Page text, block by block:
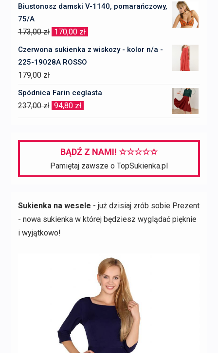
Biustonosz damski V-1140, pomarańczowy,
75/A
173,00zł Pierwotna
cena
wynosiła:
170,00 zł
cena
Czerwona sukienka z wiskozy - kolor n/a -
225-19028A ROSSO
179,00 zł
Spódnica Farin ceglasta
237,00zł Pierwotna
237,00 zł.
94,80 zł
BĄDŹ Z NAMI! ☆☆☆☆☆
Pamiętaj zawsze o TopSukienka.pl
Sukienka na wesele - już dzisiaj zrób sobie Prezent
- nowa sukienka w której będziesz wyglądać pięknie
i wyjątkowo!